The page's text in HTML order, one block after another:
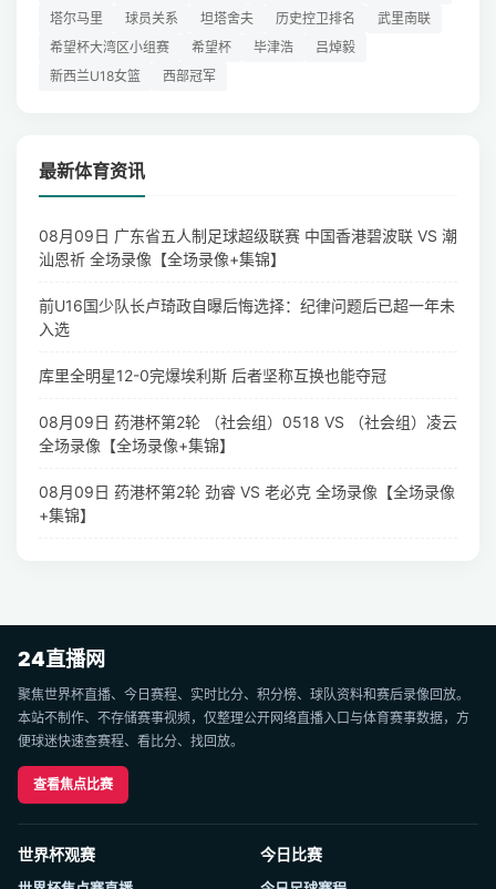
塔尔马里
球员关系 坦塔舍夫 历史控卫排名
武里南联
希望杯大湾区小组赛
希望杯 毕津浩
吕焯毅
新西兰U18女篮
西部冠军
最新体育资讯
08月09日 广东省五人制足球超级联赛 中国香港碧波联 VS 潮
汕恩祈 全场录像【全场录像+集锦】
前U16国少队长卢琦政自曝后悔选择：纪律问题后已超一年未
入选
库里全明星12-0完爆埃利斯 后者坚称互换也能夺冠
08月09日 药港杯第2轮 （社会组）0518 VS （社会组）凌云
全场录像【全场录像+集锦】
08月09日 药港杯第2轮 劲睿 VS 老必克 全场录像【全场录像
+集锦】
24直播网
聚焦世界杯直播、今日赛程、实时比分、积分榜、球队资料和赛后录像回放。
本站不制作、不存储赛事视频，仅整理公开网络直播入口与体育赛事数据，方
便球迷快速查赛程、看比分、找回放。
查看焦点比赛
世界杯观赛 今日比赛